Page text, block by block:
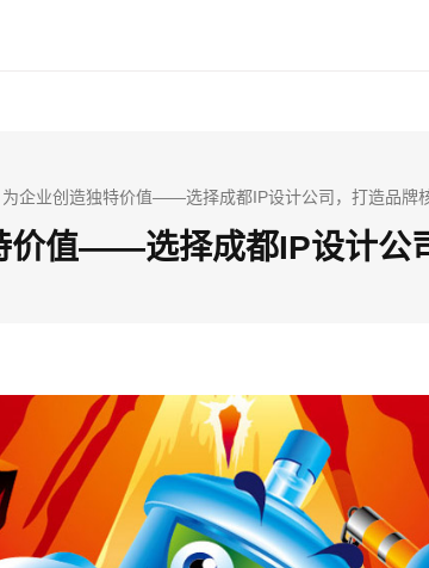
企业创造独特价值——选择成都IP设计公司，打造品牌
价值——选择成都IP设计公